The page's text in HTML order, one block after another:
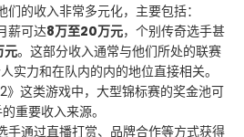
们的收入非常多元化，主要包括：
薪可达8万至20万元，个别传奇选手甚
元。这部分收入通常与他们所处的联赛
实力和在队内的内的地位直接相关。
》这类游戏中，大型锦标赛的奖金池可
重要收入来源。
手通过直播打赏、品牌合作等方式获得